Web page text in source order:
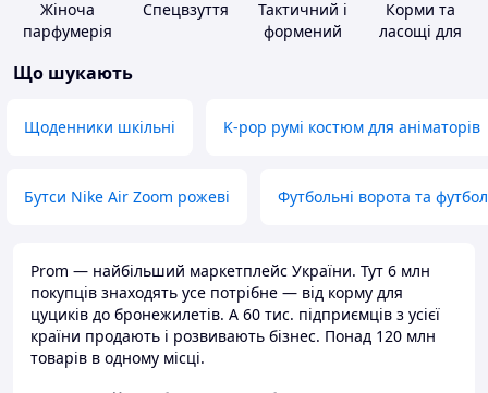
Жіноча
парфумерія
Спецвзуття
Тактичний і
формений
Корми та
ласощі для
Що шукають
Щоденники шкільні K-pop румі костюм для аніматорів
Бутси Nike Air Zoom рожеві Футбольні ворота та
Prom — найбільший маркетплейс України. Тут 6 млн
покупців знаходять усе потрібне — від корму для
цуциків до бронежилетів. А 60 тис. підприємців з усієї
країни продають і розвивають бізнес. Понад 120 млн
товарів в одному місці.